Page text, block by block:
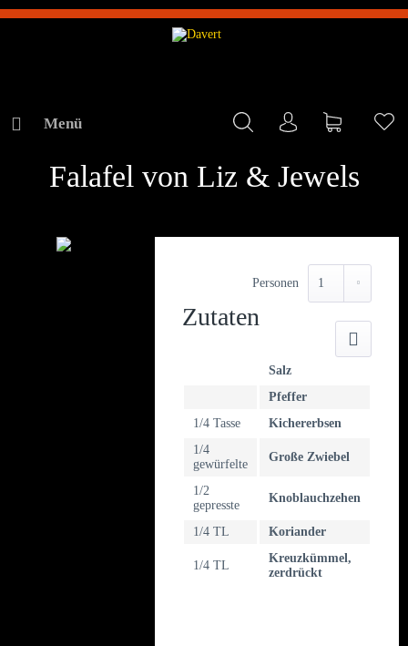
Menü Mein KontoWarenkorb
REZEPTE
Falafel von Liz & Jewels
Personen
Zutaten
Salz
Pfeffer
1/4 Tasse
Kichererbsen
1/4
gewürfelte
Große Zwiebel
1/2
gepresste
Knoblauchzehen
1/4 TL Koriander
1/4 TL
Kreuzkümmel,
zerdrückt